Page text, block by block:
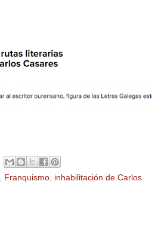
Franquismo inhabilitación de Carlos